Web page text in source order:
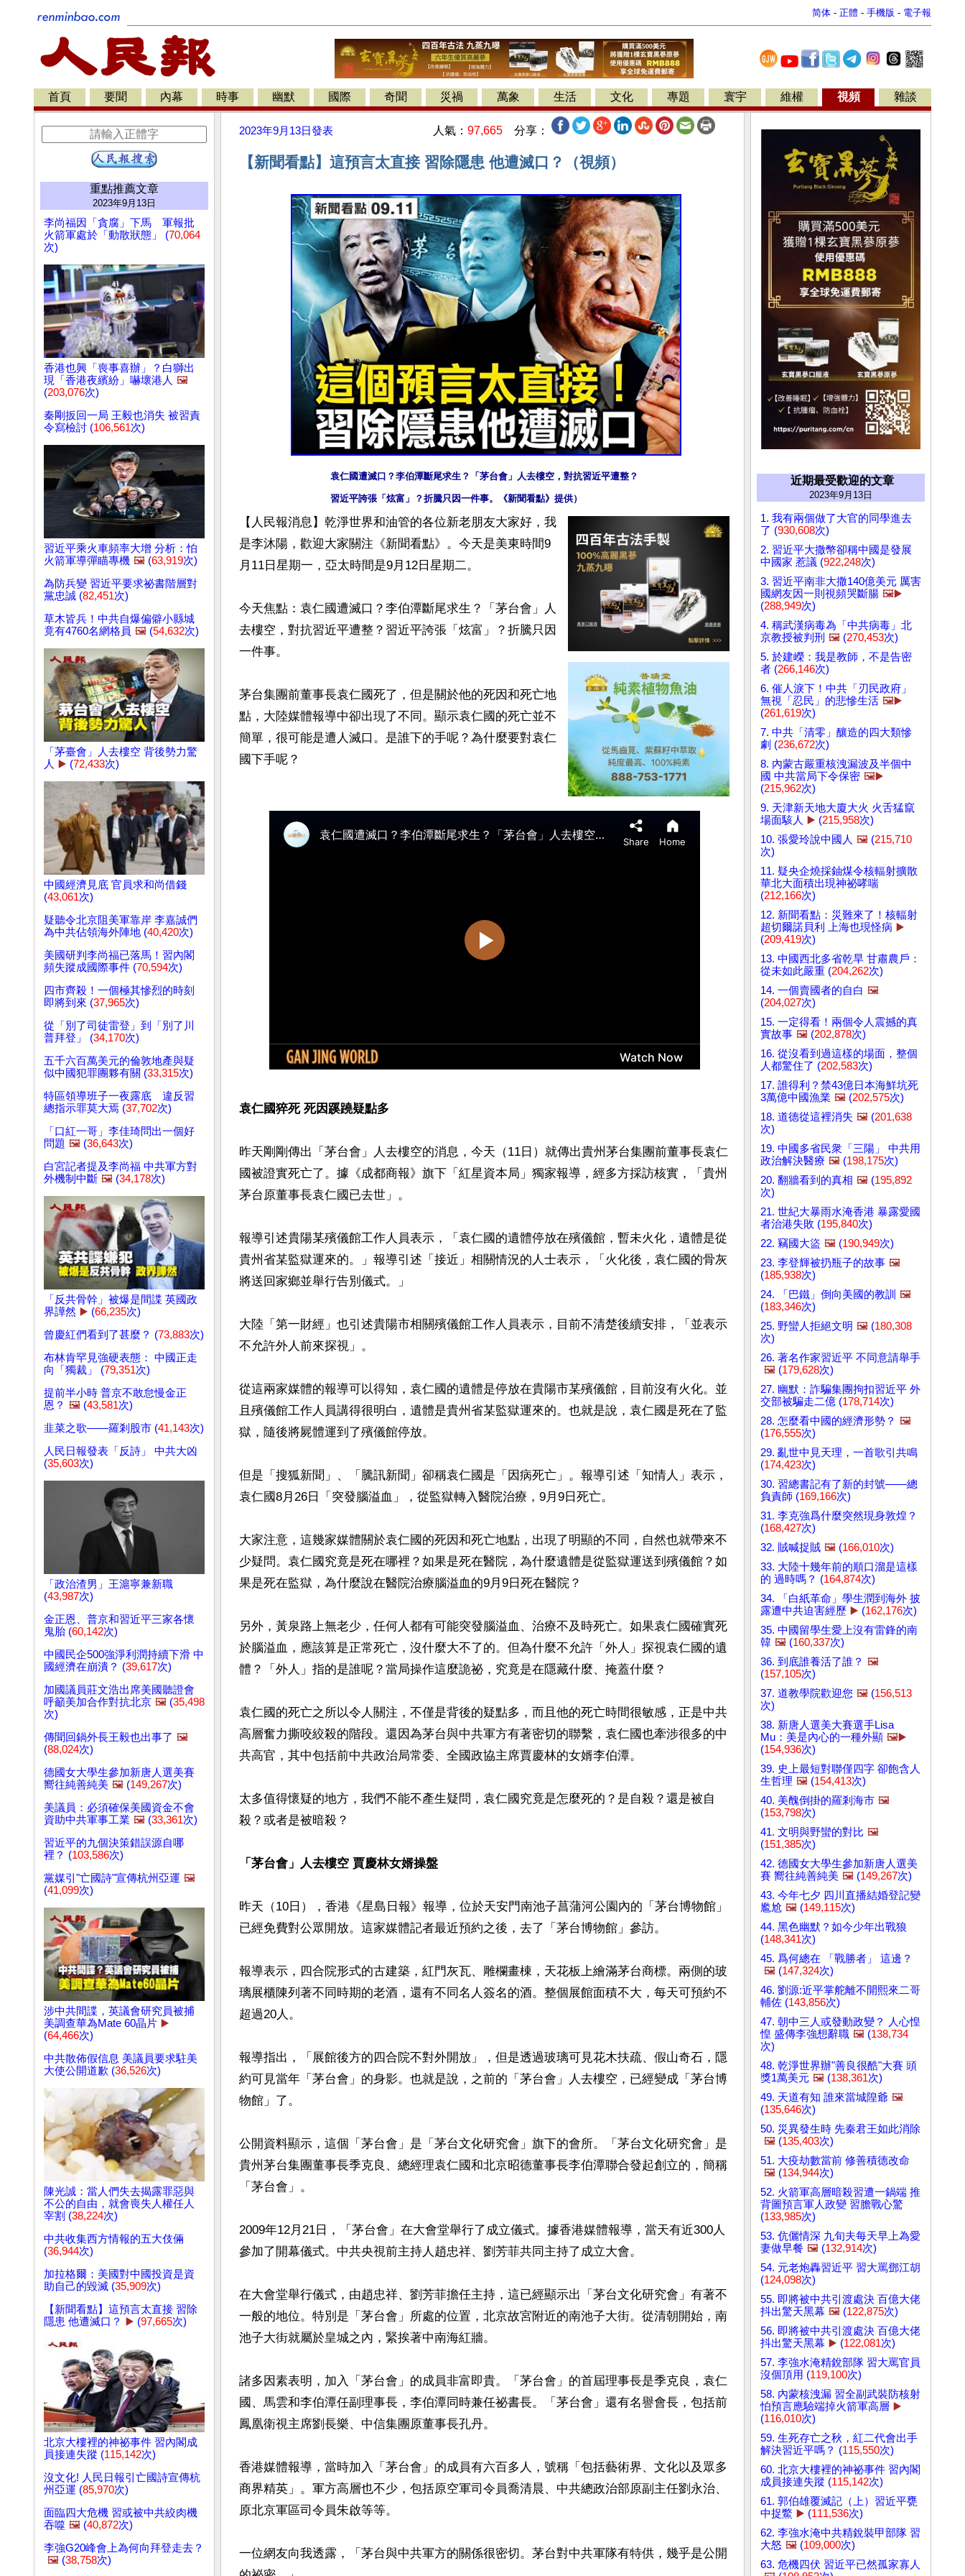
简体 - 正體 - 手機版 - 電子報
首頁 要聞 內幕 時事 幽默 國際 奇聞 災禍 萬象 生活 文化 專題 寰宇 維權 視頻 雜談
重點推薦文章
2023年9月13日
李尚福因「貪腐」下馬 軍報批
火箭軍處於「動散狀態」 (70,064
次)
香港也興「喪事喜辦」？白獅出
現「香港夜繽紛」嚇壞港人 🖼️
(203,076次)
秦剛扳回一局 王毅也消失 被習責
令寫檢討 (106,561次)
習近平乘火車頻率大增 分析：怕
火箭軍導彈瞄專機 🖼️ (63,919次)
為防兵變 習近平要求祕書階層對
黨忠誠 (82,451次)
草木皆兵！中共自爆偏僻小縣城
竟有4760名網格員 🖼️ (54,632次)
「茅臺會」人去樓空 背後勢力驚
人 ▶️ (72,433次)
中國經濟見底 官員求和尚借錢
(43,061次)
疑聽令北京阻美軍靠岸 李嘉誠們
為中共佔領海外陣地 (40,420次)
美國研判李尚福已落馬！習內閣
頻失蹤成國際事件 (70,594次)
四市齊殺！一個極其慘烈的時刻
即將到來 (37,965次)
從「別了司徒雷登」到「別了川
普拜登」 (34,170次)
五千六百萬美元的倫敦地產與疑
似中國犯罪團夥有關 (33,315次)
特區領導班子一夜露底 違反習
總指示罪莫大焉 (37,702次)
「口紅一哥」李佳琦問出一個好
問題 🖼️ (36,643次)
白宮記者提及李尚福 中共軍方對
外機制中斷 🖼️ (34,178次)
「反共骨幹」被爆是間諜 英國政
界譁然 ▶️ (66,235次)
曾慶紅們看到了甚麼？ (73,883次)
布林肯罕見強硬表態： 中國正走
向「獨裁」 (79,351次)
提前半小時 普京不敢怠慢金正
恩？ 🖼️ (43,581次)
韭菜之歌——羅剎股市 (41,143次)
人民日報發表「反詩」 中共大凶
(35,603次)
「政治渣男」王滬寧兼新職
(43,987次)
金正恩、普京和習近平三家各懷
鬼胎 (60,142次)
中國民企500強淨利潤持續下滑 中
國經濟在崩潰？ (39,617次)
加國議員莊文浩出席美國聽證會
呼籲美加合作對抗北京 🖼️ (35,498
次)
傳聞回鍋外長王毅也出事了 🖼️
(88,024次)
德國女大學生參加新唐人選美賽
嚮往純善純美 🖼️ (149,267次)
美議員：必須確保美國資金不會
資助中共軍事工業 🖼️ (33,361次)
習近平的九個決策錯誤源自哪
裡？ (103,586次)
黨媒引"亡國詩"宣傳杭州亞運 🖼️
(41,099次)
涉中共間諜，英議會研究員被捕
美調查華為Mate 60晶片 ▶️
(64,466次)
中共散佈假信息 美議員要求駐美
大使公開道歉 (36,526次)
陳光誠：當人們失去揭露罪惡與
不公的自由，就會喪失人權任人
宰割 (38,224次)
中共收集西方情報的五大伎倆
(36,944次)
加拉格爾：美國對中國投資是資
助自己的毀滅 (35,909次)
【新聞看點】這預言太直接 習除
隱患 他遭滅口？
▶️ (97,665次)
北京大樓裡的神祕事件 習內閣成
員接連失蹤 (115,142次)
沒文化! 人民日報引亡國詩宣傳杭
州亞運 (85,970次)
面臨四大危機 習或被中共絞肉機
吞噬 🖼️ (40,872次)
李強G20峰會上為何向拜登走去？
🖼️ (38,758次)
2023年9月13日發表 人氣： 97,665 分享：
【新聞看點】這預言太直接 習除隱患 他遭滅口？（視頻）
袁仁國遭滅口？李伯潭斷尾求生？「茅台會」人去樓空，對抗習近平遭整？
習近平誇張「炫富」？折騰只因一件事。《新聞看點》提供）
【人民報消息】乾淨世界和油管的各位新老朋友大家好，我
是李沐陽，歡迎大家關注《新聞看點》。今天是美東時間9
月11日星期一，亞太時間是9月12日星期二。
今天焦點：袁仁國遭滅口？李伯潭斷尾求生？「茅台會」人
去樓空，對抗習近平遭整？習近平誇張「炫富」？折騰只因
一件事。
茅台集團前董事長袁仁國死了，但是關於他的死因和死亡地
點，大陸媒體報導中卻出現了不同。顯示袁仁國的死亡並不
簡單，很可能是遭人滅口。是誰下的手呢？為什麼要對袁仁
袁仁國猝死 死因蹊蹺疑點多
昨天剛剛傳出「茅台會」人去樓空的消息，今天（11日）就傳出貴州茅台集團前董事長袁仁
國被證實死亡了。據《成都商報》旗下「紅星資本局」獨家報導，經多方採訪核實，「貴州
茅台原董事長袁仁國已去世」。
報導引述貴陽某殯儀館工作人員表示，「袁仁國的遺體停放在殯儀館，暫未火化，遺體是從
貴州省某監獄運來的。」報導引述「接近」相關情況的人士表示，「火化後，袁仁國的骨灰
將送回家鄉並舉行告別儀式。」
大陸「第一財經」也引述貴陽市相關殯儀館工作人員表示，目前不清楚後續安排，「並表示
不允許外人前來探視」。
從這兩家媒體的報導可以得知，袁仁國的遺體是停放在貴陽市某殯儀館，目前沒有火化。並
且殯儀館工作人員講得很明白，遺體是貴州省某監獄運來的。也就是說，袁仁國是死在了監
獄，隨後將屍體運到了殯儀館停放。
但是「搜狐新聞」、「騰訊新聞」卻稱袁仁國是「因病死亡」。報導引述「知情人」表示，
袁仁國8月26日「突發腦溢血」，從監獄轉入醫院治療，9月9日死亡。
大家注意，這幾家媒體關於袁仁國的死因和死亡地點，出現了明顯的不同，自然也就帶來不
少疑問。袁仁國究竟是死在哪裡？如果是死在醫院，為什麼遺體是從監獄運送到殯儀館？如
果是死在監獄，為什麼說在醫院治療腦溢血的9月9日死在醫院？
另外，黃泉路上無老少，任何人都有可能突發腦溢血、治療不及時死亡。如果袁仁國確實死
於腦溢血，應該算是正常死亡，沒什麼大不了的。但為什麼不允許「外人」探視袁仁國的遺
體？「外人」指的是誰呢？當局操作這麼詭祕，究竟是在隱藏什麼、掩蓋什麼？
袁仁國的死亡之所以令人關注，不僅是背後的疑點多，而且他的死亡時間很敏感，正是中共
高層奮力撕咬絞殺的階段。還因為茅台與中共軍方有著密切的聯繫，袁仁國也牽涉很多的中
共高官，其中包括前中共政治局常委、全國政協主席賈慶林的女婿李伯潭。
太多值得懷疑的地方，我們不能不產生疑問，袁仁國究竟是怎麼死的？是自殺？還是被自
殺？或者是被暗殺？
「茅台會」人去樓空 賈慶林女婿操盤
昨天（10日），香港《星島日報》報導，位於天安門南池子菖蒲河公園內的「茅台博物館」
已經免費對公眾開放。這家媒體記者最近預約之後，去了「茅台博物館」參訪。
報導表示，四合院形式的古建築，紅門灰瓦、雕欄畫棟，天花板上繪滿茅台商標。兩側的玻
璃展櫃陳列著不同時期的老酒，還有不同名人簽名的酒。整個展館面積不大，每天可預約不
超過20人。
報導指出，「展館後方的四合院不對外開放」，但是透過玻璃可見花木扶疏、假山奇石，隱
約可見當年「茅台會」的身影。也就是說，之前的「茅台會」人去樓空，已經變成「茅台博
物館」了。
公開資料顯示，這個「茅台會」是「茅台文化研究會」旗下的會所。「茅台文化研究會」是
貴州茅台集團董事長季克良、總經理袁仁國和北京昭德董事長李伯潭聯合發起創立的，簡稱
「茅台會」。
2009年12月21日，「茅台會」在大會堂舉行了成立儀式。據香港媒體報導，當天有近300人
參加了開幕儀式。中共央視前主持人趙忠祥、劉芳菲共同主持了成立大會。
在大會堂舉行儀式，由趙忠祥、劉芳菲擔任主持，這已經顯示出「茅台文化研究會」有著不
一般的地位。特別是「茅台會」所處的位置，北京故宮附近的南池子大街。從清朝開始，南
池子大街就屬於皇城之內，緊挨著中南海紅牆。
諸多因素表明，加入「茅台會」的成員非富即貴。「茅台會」的首屆理事長是季克良，袁仁
國、馬雲和李伯潭任副理事長，李伯潭同時兼任祕書長。「茅台會」還有名譽會長，包括前
鳳凰衛視主席劉長樂、中信集團原董事長孔丹。
香港媒體報導，當時加入「茅台會」的成員有六百多人，號稱「包括藝術界、文化以及眾多
商界精英」。軍方高層也不少，包括原空軍司令員喬清晨、中共總政治部原副主任劉永治、
原北京軍區司令員朱啟等等。
一位網友向我透露，「茅台與中共軍方的關係很密切。茅台對中共軍隊有特供，幾乎是公開
近期最受歡迎的文章
2023年9月13日
1. 我有兩個做了大官的同學進去
了 (930,608次)
2. 習近平大撒幣卻稱中國是發展
中國家 惹議 (922,248次)
3. 習近平南非大撒140億美元 厲害
國網友因一則視頻哭斷腸 🖼️▶️
(288,949次)
4. 稱武漢病毒為「中共病毒」北
京教授被判刑 🖼️ (270,453次)
5. 於建嶸：我是教師，不是告密
者 (266,146次)
6. 催人淚下！中共「刃民政府」
無視「忍民」的悲慘生活 🖼️▶️
(261,619次)
7. 中共「清零」釀造的四大類慘
劇 (236,672次)
8. 內蒙古嚴重核洩漏波及半個中
國 中共當局下令保密 🖼️▶️
(215,962次)
9. 天津新天地大廈大火 火舌猛竄
場面駭人 ▶️ (215,958次)
10. 張愛玲說中國人 🖼️ (215,710
次)
11. 疑央企燒採鈾煤令核輻射擴散
華北大面積出現神祕哮喘
(212,166次)
12. 新聞看點：災難來了！核輻射
超切爾諾貝利 上海也現怪病 ▶️
(209,419次)
13. 中國西北多省乾旱 甘肅農戶：
從未如此嚴重 (204,262次)
14. 一個賣國者的自白 🖼️
(204,027次)
15. 一定得看！兩個令人震撼的真
實故事 🖼️ (202,878次)
16. 從沒看到過這樣的場面，整個
人都驚住了 (202,583次)
17. 誰得利？禁43億日本海鮮坑死
3萬億中國漁業 🖼️ (202,575次)
18. 道德從這裡消失 🖼️ (201,638
次)
19. 中國多省民衆「三陽」 中共用
政治解決醫療 🖼️ (198,175次)
20. 翻牆看到的真相 🖼️ (195,892
次)
21. 世紀大暴雨水淹香港 暴露愛國
者治港失敗 (195,840次)
22. 竊國大盜 🖼️ (190,949次)
23. 李登輝被扔瓶子的故事 🖼️
(185,938次)
24. 「巴鐵」倒向美國的教訓 🖼️
(183,346次)
25. 野蠻人拒絕文明 🖼️ (180,308
次)
26. 著名作家習近平 不同意請舉手
🖼️ (179,628次)
27. 幽默：詐騙集團拘扣習近平 外
交部被騙走二億 (178,714次)
28. 怎麼看中國的經濟形勢？ 🖼️
(176,555次)
29. 亂世中見天理，一首歌引共鳴
(174,423次)
30. 習總書記有了新的封號——總
負責師 (169,166次)
31. 李克強爲什麼突然現身敦煌？
(168,427次)
32. 賊喊捉賊 🖼️ (166,010次)
33. 大陸十幾年前的順口溜是這樣
的 過時嗎？ (164,874次)
34. 「白紙革命」學生潤到海外 披
露遭中共迫害經歷 ▶️ (162,176次)
35. 中國留學生愛上沒有雷鋒的南
韓 🖼️ (160,337次)
36. 到底誰養活了誰？ 🖼️
(157,105次)
37. 道教學院歡迎您 🖼️ (156,513
次)
38. 新唐人選美大賽選手Lisa
Mu：美是內心的一種外顯 🖼️▶️
(154,936次)
39. 史上最短對聯僅四字 卻飽含人
生哲理 🖼️ (154,413次)
40. 美醜倒掛的羅剎海市 🖼️
(153,798次)
41. 文明與野蠻的對比 🖼️
(151,385次)
42. 德國女大學生參加新唐人選美
賽 嚮往純善純美 🖼️ (149,267次)
43. 今年七夕 四川直播結婚登記變
尷尬 🖼️ (149,115次)
44. 黑色幽默？如今少年出戰狼
(148,341次)
45. 爲何總在 「戰勝者」 這邊？
🖼️ (147,324次)
46. 劉源:近平掌舵離不開熙來二哥
輔佐 (143,856次)
47. 朝中三人或發動政變？ 人心惶
惶 盛傳李強想辭職 🖼️ (138,734
次)
48. 乾淨世界辦"善良很酷"大賽 頭
獎1萬美元 🖼️ (138,361次)
49. 天道有知 誰來當城隍爺 🖼️
(135,646次)
50. 災異發生時 先秦君王如此消除
🖼️ (135,403次)
51. 大疫劫數當前 修善積德改命
🖼️ (134,944次)
52. 火箭軍高層暗殺習遭一鍋端 推
背圖預言軍人政變 習膽戰心驚
(133,985次)
53. 伉儷情深 九旬夫每天早上為愛
妻做早餐 🖼️ (132,914次)
54. 元老炮轟習近平 習大罵鄧江胡
(124,098次)
55. 即將被中共引渡處決 百億大佬
抖出驚天黑幕 🖼️ (122,875次)
56. 即將被中共引渡處決 百億大佬
抖出驚天黑幕 ▶️ (122,081次)
57. 李強水淹精銳部隊 習大罵官員
沒個頂用 (119,100次)
58. 內蒙核洩漏 習全副武裝防核射
怕預言應驗端掉火箭軍高層 ▶️
(116,010次)
59. 生死存亡之秋，紅二代會出手
解決習近平嗎？ (115,550次)
60. 北京大樓裡的神祕事件 習內閣
成員接連失蹤 (115,142次)
61. 郭伯雄覆滅記（上）習近平甕
中捉鱉 ▶️ (111,536次)
62. 李強水淹中共精銳裝甲部隊 習
大怒 🖼️ (109,000次)
63. 危機四伏 習近平已然孤家寡人